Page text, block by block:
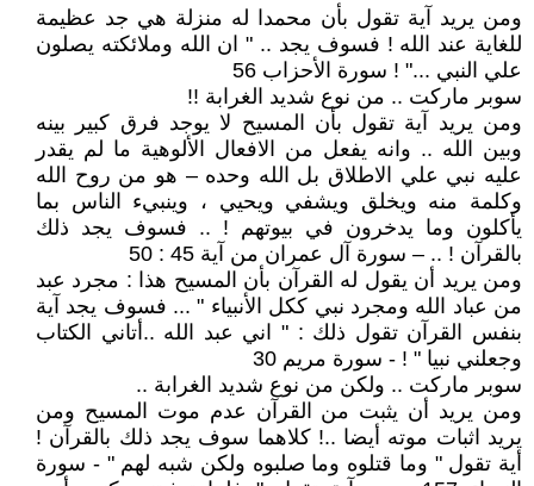
ومن يريد آية تقول بأن محمدا له منزلة هي جد عظيمة
للغاية عند الله ! فسوف يجد .. " ان الله وملائكته يصلون
علي النبي ..." ! سورة الأحزاب 56
سوبر ماركت .. من نوع شديد الغرابة !!
ومن يريد آية تقول بأن المسيح لا يوجد فرق كبير بينه
وبين الله .. وانه يفعل من الافعال الألوهية ما لم يقدر
عليه نبي علي الاطلاق بل الله وحده – هو من روح الله
وكلمة منه ويخلق ويشفي ويحيي ، وينبيء الناس بما
يأكلون وما يدخرون في بيوتهم ! .. فسوف يجد ذلك
بالقرآن ! .. – سورة آل عمران من آية 45 : 50
ومن يريد أن يقول له القرآن بأن المسيح هذا : مجرد عبد
من عباد الله ومجرد نبي ككل الأنبياء " ... فسوف يجد آية
بنفس القرآن تقول ذلك : " اني عبد الله ..أتاني الكتاب
وجعلني نبيا " ! - سورة مريم 30
سوبر ماركت .. ولكن من نوع شديد الغرابة ..
ومن يريد أن يثبت من القرآن عدم موت المسيح ومن
يريد اثبات موته أيضا ..! كلاهما سوف يجد ذلك بالقرآن !
أية تقول " وما قتلوه وما صلبوه ولكن شبه لهم " - سورة